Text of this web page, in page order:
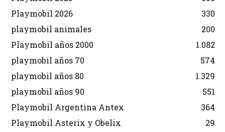
Playmobil 2026
330
playmobil animales
200
Playmobil años 2000
1.082
playmobil años 70
574
playmobil años 80
1.329
playmobil años 90
551
Playmobil Argentina Antex
364
Playmobil Asterix y Obelix
29